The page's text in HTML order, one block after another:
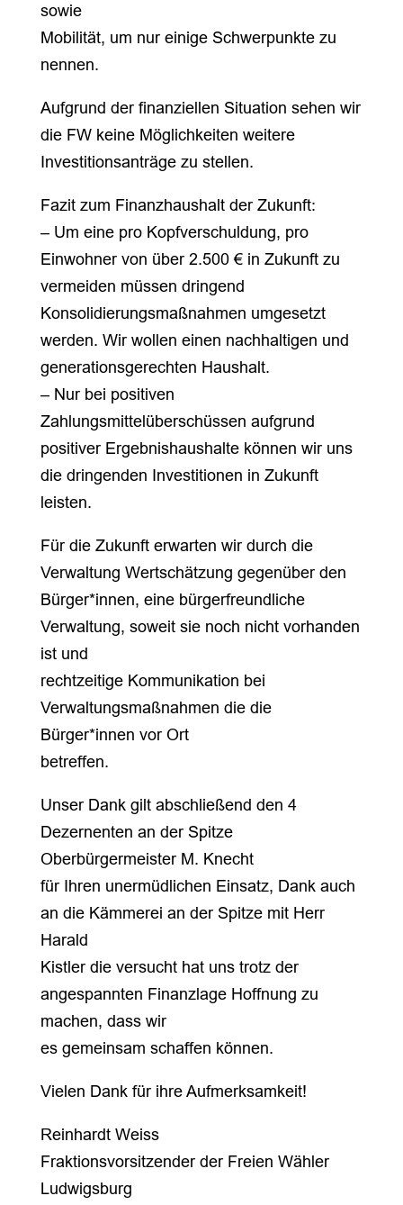
sowie
Mobilität, um nur einige Schwerpunkte zu
nennen.
Aufgrund der finanziellen Situation sehen wir
die FW keine Möglichkeiten weitere
Investitionsanträge zu stellen.
Fazit zum Finanzhaushalt der Zukunft:
– Um eine pro Kopfverschuldung, pro
Einwohner von über 2.500 € in Zukunft zu
vermeiden müssen dringend
Konsolidierungsmaßnahmen umgesetzt
werden. Wir wollen einen nachhaltigen und
generationsgerechten Haushalt.
– Nur bei positiven
Zahlungsmittelüberschüssen aufgrund
positiver Ergebnishaushalte können wir uns
die dringenden Investitionen in Zukunft
leisten.
Für die Zukunft erwarten wir durch die
Verwaltung Wertschätzung gegenüber den
Bürger*innen, eine bürgerfreundliche
Verwaltung, soweit sie noch nicht vorhanden
ist und
rechtzeitige Kommunikation bei
Verwaltungsmaßnahmen die die
Bürger*innen vor Ort
betreffen.
Unser Dank gilt abschließend den 4
Dezernenten an der Spitze
Oberbürgermeister M. Knecht
für Ihren unermüdlichen Einsatz, Dank auch
an die Kämmerei an der Spitze mit Herr
Harald
Kistler die versucht hat uns trotz der
angespannten Finanzlage Hoffnung zu
machen, dass wir
es gemeinsam schaffen können.
Vielen Dank für ihre Aufmerksamkeit!
Reinhardt Weiss
Fraktionsvorsitzender der Freien Wähler
Ludwigsburg